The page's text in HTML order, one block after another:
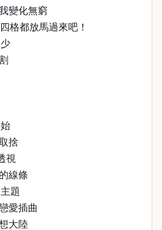
變化無窮
格都放馬過來吧！
捨
視
線條
題
愛插曲
大陸